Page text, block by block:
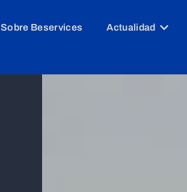
Sobre Beservices Actualidad